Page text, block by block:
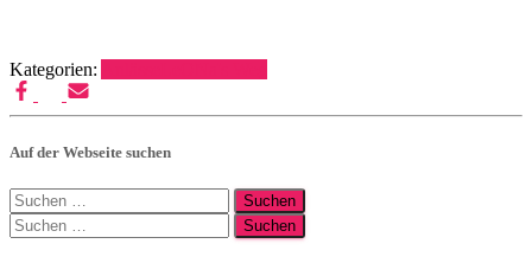
Kategorien:
Auf der Webseite suchen
Suchen
nach:
Suchen
nach: